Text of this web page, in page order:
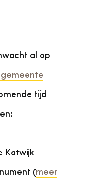
al op
tijd
Katwijk
(meer